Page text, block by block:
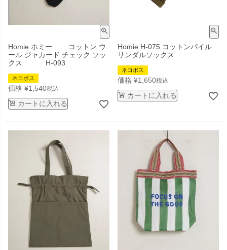
Homie ホミー コットン ウ
ール ジャカード チェック ソッ
クス H-093
ネコポス
価格 ¥1,540税込
カートに入れる
Homie H-075 コットンパイル
サンダルソックス
ネコポス
価格 ¥1,650税込
カートに入れる